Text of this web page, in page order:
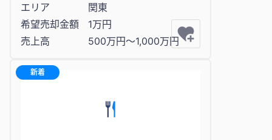
エリア
関東
希望売却金額
1万円
売上高
500万円〜1,000万円
新着